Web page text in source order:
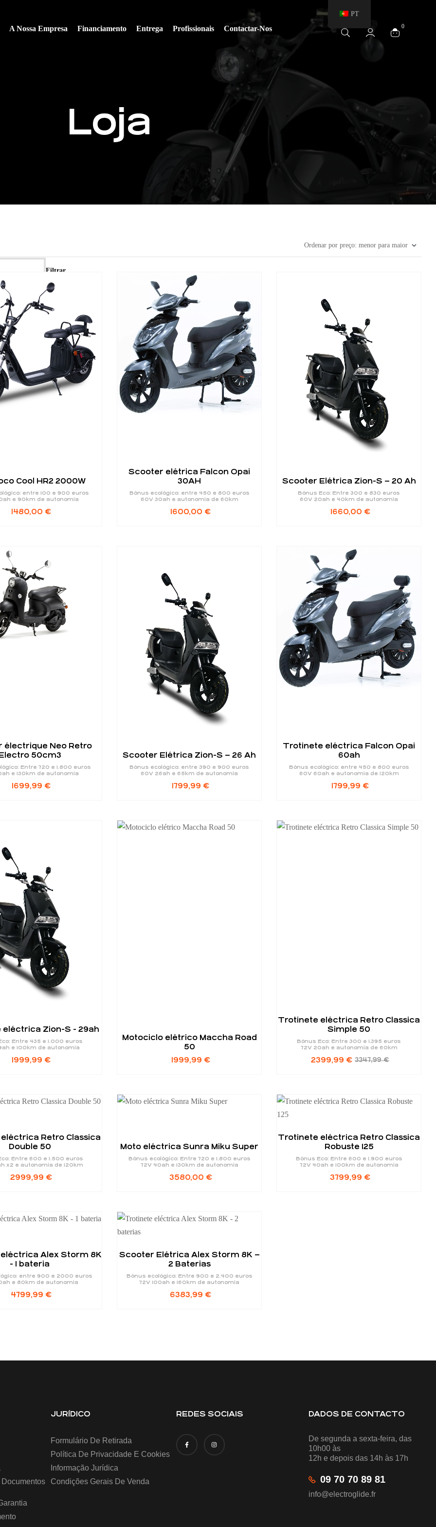
A Nossa Empresa Financiamento Entrega Profissionais Contactar-Nos 0
Loja
Cool HR2 2000W
entre 100 e 900 euros
e 90km de autonomia
1480,00 €
Scooter elétrica Falcon Opai
30AH
Bónus ecológico: entre 450 e 800 euros
60V 30ah e autonomia de 60km
1600,00 €
Scooter Elétrica Zion-S – 20 Ah
Bónus Eco: Entre 300 e 830 euros
60V 20ah e 40km de autonomia
1660,00 €
électrique Neo Retro
50cm3
Entre 720 e 1.800 euros
e 130km de autonomia
1699,99 €
Scooter Elétrica Zion-S – 26 Ah
Bónus ecológico: entre 390 e 900 euros
60V 26ah e 65km de autonomia
1799,99 €
Trotinete eléctrica Falcon Opai
60ah
Bónus ecológico: entre 450 e 800 euros
60V 60ah e autonomia de 120km
1799,99 €
Zion-S - 29ah
Entre 435 e 1.000 euros
e 100km de autonomia
1999,99 €
Motociclo elétrico Maccha Road
50
1999,99 €
Trotinete eléctrica Retro Classica
Simple 50
Bónus Eco: Entre 300 e 1.395 euros
72V 20ah e autonomia de 60km
3347,99€
2399,99 €
Retro Classica
Double 50
Entre 600 e 1.500 euros
x2 e autonomia de 120km
2999,99 €
Moto eléctrica Sunra Miku Super
Bónus ecológico: Entre 720 e 1.800 euros
72V 40ah e 130km de autonomia
3580,00 €
Trotinete eléctrica Retro Classica
Robuste 125
Bónus Eco: Entre 600 e 1.900 euros
72V 40ah e 100km de autonomia
3799,99 €
Alex Storm 8K
- 1 bateria
entre 900 e 2000 euros
e 80km de autonomia
4799,99 €
Scooter Elétrica Alex Storm 8K –
2 Baterias
Bónus ecológico: Entre 900 e 2.400 euros
72V 100ah e 160km de autonomia
6383,99 €
Filtrar
JURÍDICO
Formulário De Retirada
Política De Privacidade E Cookies
Informação Jurídica
Condições Gerais De Venda
REDES SOCIAIS DADOS DE CONTACTO
De segunda a sexta-feira, das
10h00 às
12h e depois das 14h às 17h
09 70 70 89 81
info@electroglide.fr
PT